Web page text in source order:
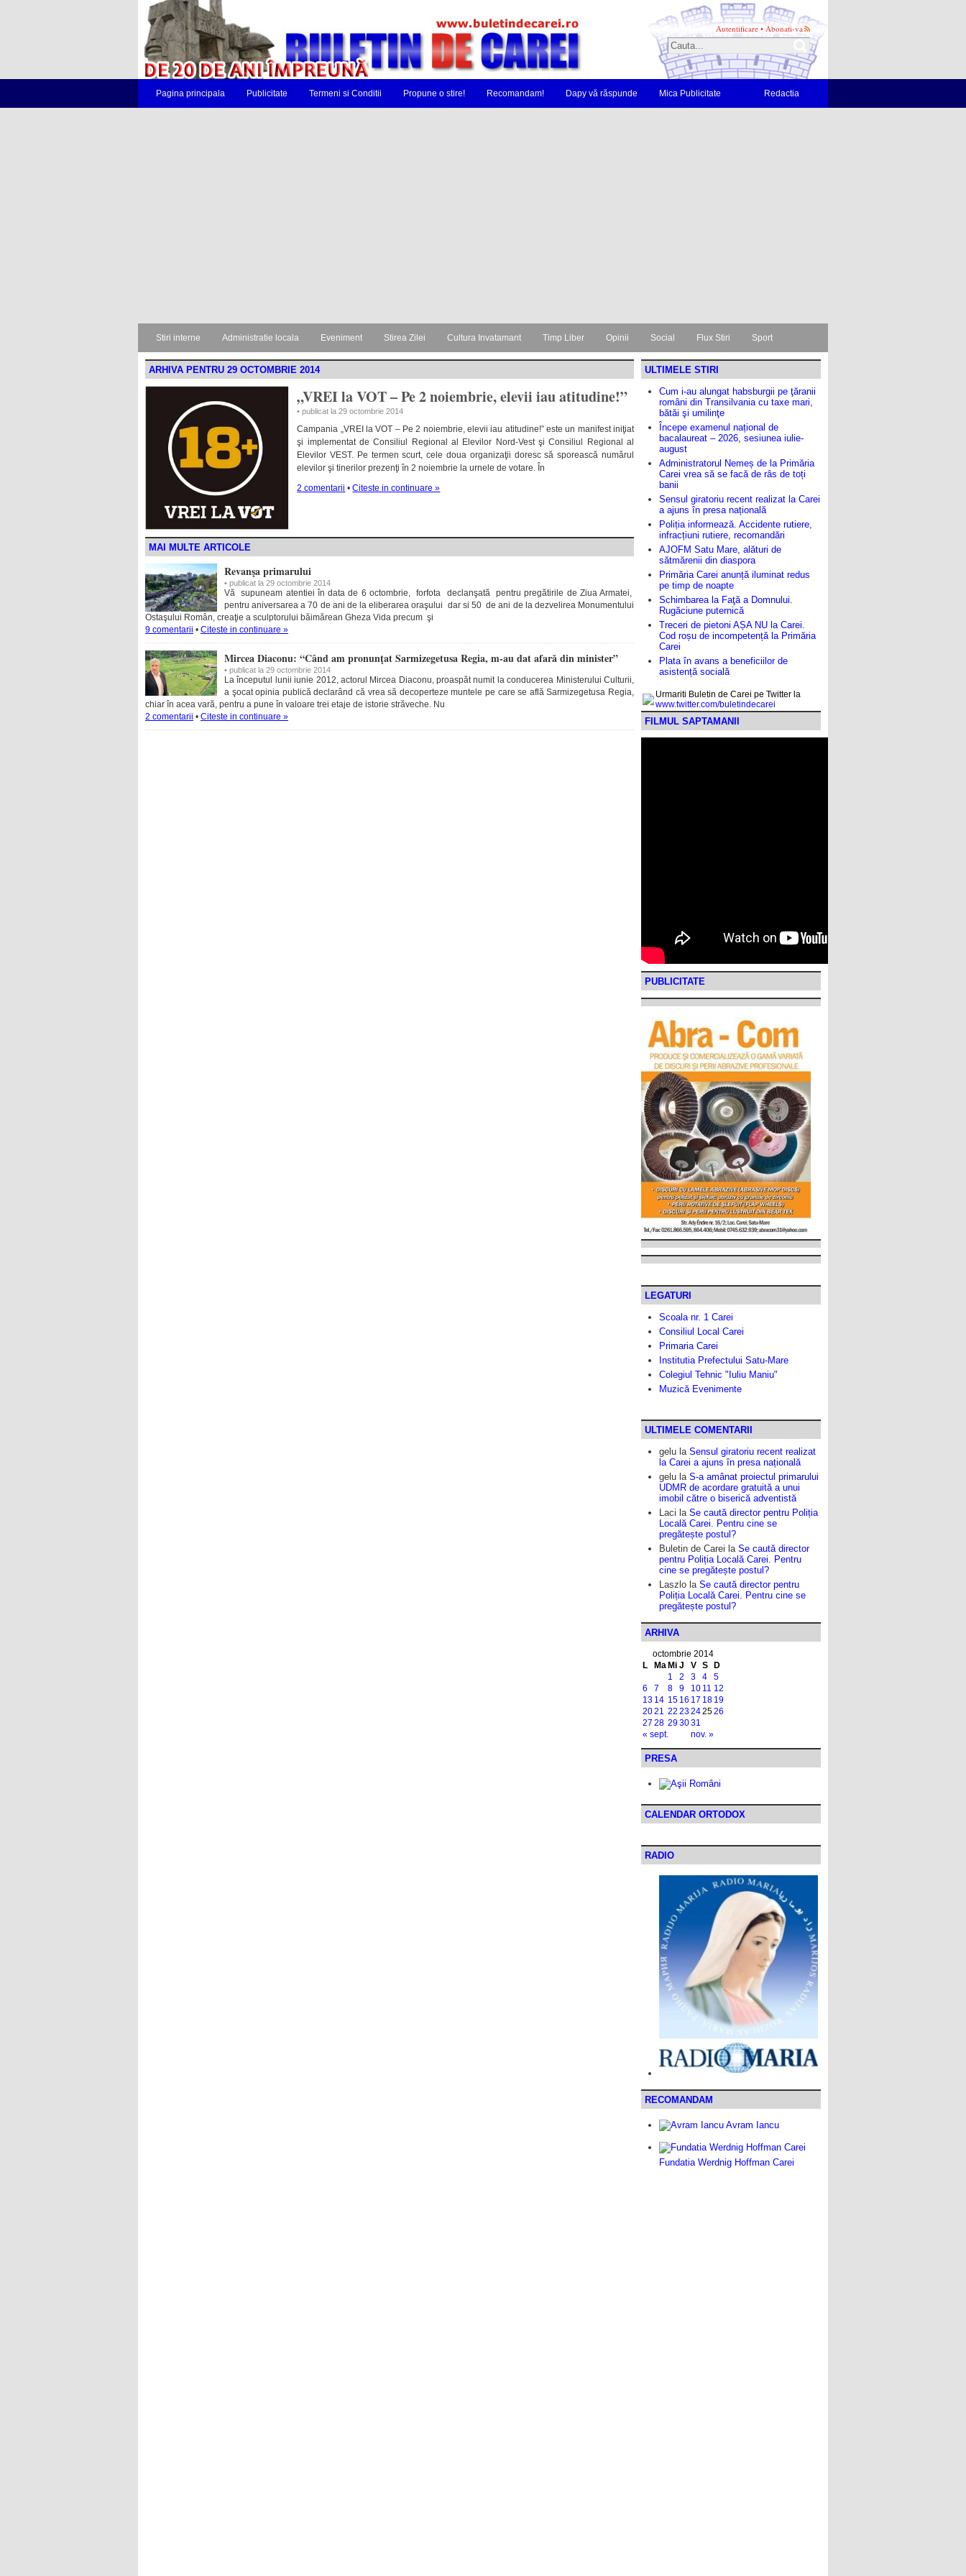
Autentificare • Abonati-va
Pagina principala Publicitate Termeni si Conditii Propune o stire! Recomandam! Dapy vă răspunde Mica Publicitate Redactia
Stiri interne Administratie locala Eveniment Stirea Zilei Cultura Invatamant Timp Liber Opinii Social Flux Stiri Sport
ARHIVA PENTRU 29 OCTOMBRIE 2014
„VREI la VOT – Pe 2 noiembrie, elevii iau atitudine!”
• publicat la 29 octombrie 2014
Campania „VREI la VOT – Pe 2 noiembrie, elevii iau atitudine!” este un manifest iniţiat
şi implementat de Consiliul Regional al Elevilor Nord-Vest şi Consiliul Regional al
Elevilor VEST. Pe termen scurt, cele doua organizaţii doresc să sporească numărul
elevilor şi tinerilor prezenţi în 2 noiembrie la urnele de votare. În
2 comentarii •Citeste in continuare »
MAI MULTE ARTICOLE
Revanşa primarului
• publicat la 29 octombrie 2014
Vă supuneam atentiei în data de 6 octombrie, forfota declanşată pentru pregătirile de Ziua Armatei,
pentru aniversarea a 70 de ani de la eliberarea oraşului dar si 50 de ani de la dezvelirea Monumentului
Ostaşului Român, creaţie a sculptorului băimărean Gheza Vida precum şi
9 comentarii • Citeste in continuare »
Mircea Diaconu: “Când am pronunţat Sarmizegetusa Regia, m-au dat afară din minister”
• publicat la 29 octombrie 2014
La începutul lunii iunie 2012, actorul Mircea Diaconu, proaspăt numit la conducerea Ministerului Culturii,
a şocat opinia publică declarând că vrea să decoperteze muntele pe care se află Sarmizegetusa Regia,
chiar în acea vară, pentru a pune în valoare trei etaje de istorie străveche. Nu
2 comentarii • Citeste in continuare »
ULTIMELE STIRI
Cum i-au alungat habsburgii pe ţăranii
români din Transilvania cu taxe mari,
bătăi şi umilinţe
Începe examenul național de
bacalaureat – 2026, sesiunea iulie-
august
Administratorul Nemeș de la Primăria
Carei vrea să se facă de râs de toți
banii
Sensul giratoriu recent realizat la Carei
a ajuns în presa națională
Poliția informează. Accidente rutiere,
infracțiuni rutiere, recomandări
AJOFM Satu Mare, alături de
sătmărenii din diaspora
Primăria Carei anunță iluminat redus
pe timp de noapte
Schimbarea la Faţă a Domnului.
Rugăciune puternică
Treceri de pietoni AȘA NU la Carei.
Cod roșu de incompetență la Primăria
Carei
Plata în avans a beneficiilor de
asistență socială
Urmariti Buletin de Carei pe Twitter la
www.twitter.com/buletindecarei
FILMUL SAPTAMANII
PUBLICITATE
LEGATURI
Scoala nr. 1 Carei
Consiliul Local Carei
Primaria Carei
Institutia Prefectului Satu-Mare
Colegiul Tehnic "Iuliu Maniu"
Muzică Evenimente
ULTIMELE COMENTARII
gelu la Sensul giratoriu recent realizat
la Carei a ajuns în presa națională
gelu la S-a amânat proiectul primarului
UDMR de acordare gratuită a unui
imobil către o biserică adventistă
Laci la Se caută director pentru Poliția
Locală Carei. Pentru cine se
pregătește postul?
Buletin de Carei la Se caută director
pentru Poliția Locală Carei. Pentru
cine se pregătește postul?
Laszlo la Se caută director pentru
Poliția Locală Carei. Pentru cine se
pregătește postul?
ARHIVA
octombrie 2014
L
Ma Mi J V S D
« sept. nov. »
1 2 3 4
5
6
7 8 9 10 11 12
13 14 15 16 17 18 19
2021 22 23242526
27 28 293031
PRESA
CALENDAR ORTODOX
RADIO
RECOMANDAM
Avram Iancu
Fundatia Werdnig Hoffman Carei